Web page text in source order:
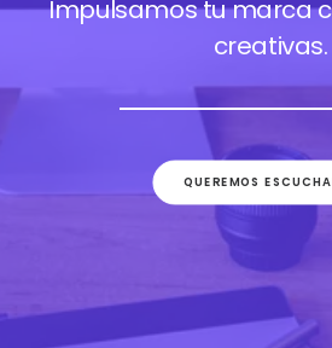
Impulsamos tu marca
creativas.
QUEREMOS